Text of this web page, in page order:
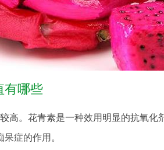
有哪些
高。花青素是一种效用明显的抗氧
症的作用。